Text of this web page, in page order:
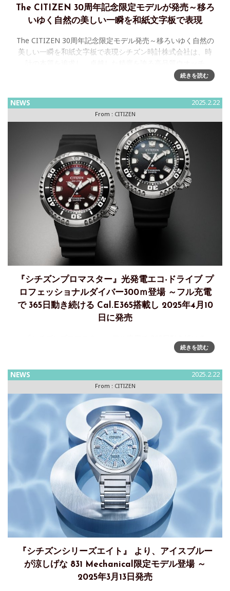
The CITIZEN 30周年記念限定モデルが発売～移ろ
いゆく自然の美しい一瞬を和紙文字板で表現
The CITIZEN 30周年記念限定モデル発売～移ろいゆく自然の
美しい一瞬を和紙文字板で表現シチズン時計株式会社は、時
続きを読む
NEWS 2025.2.22
From : CITIZEN
『シチズンプロマスター』光発電エコ‧ドライブ プ
ロフェッショナルダイバー300ｍ登場 ～フル充電
で 365日動き続ける Cal.E365搭載し 2025年4月10
日に発売
Cal.E365搭載 光発電エコ・ドライブ プロフェッショナルダイ
社は、プロフェッショナル スポーツウオッチと
続きを読む
NEWS 2025.2.22
From : CITIZEN
『シチズンシリーズエイト』 より、アイスブルー
が涼しげな 831 Mechanical限定モデル登場 ～
2025年3月13日発売